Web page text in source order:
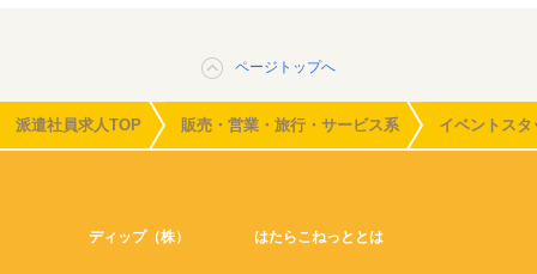
ページトップへ
派遣社員求人TOP 販売・営業・旅行・サービス系 イベントスタ
ディップ（株） はたらこねっととは